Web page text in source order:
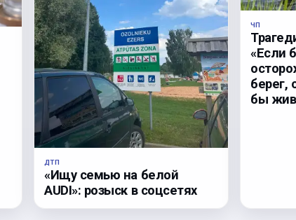
ДТП
«Ищу семью на белой
AUDI»: розыск в соцсетях
ЧП
«Если
берег,
бы